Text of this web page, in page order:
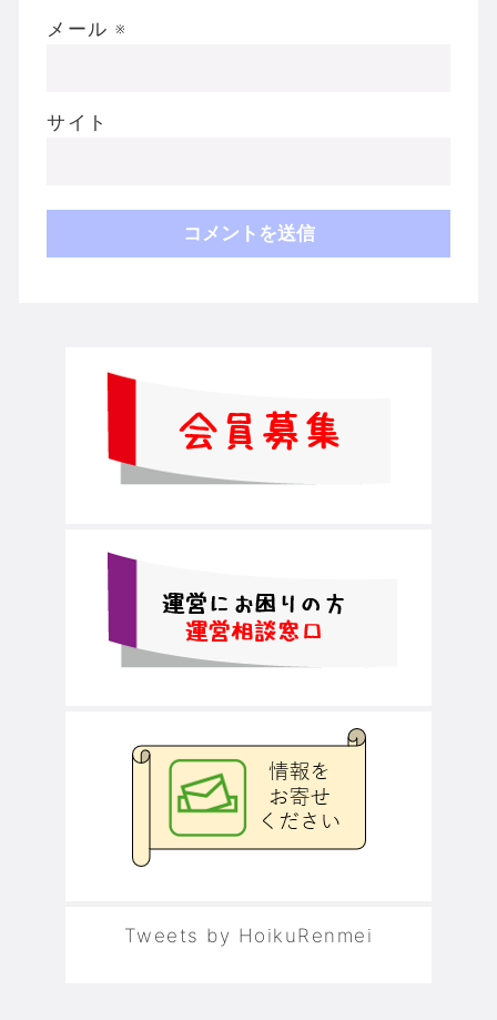
メール ※
サイト
Tweets by HoikuRenmei